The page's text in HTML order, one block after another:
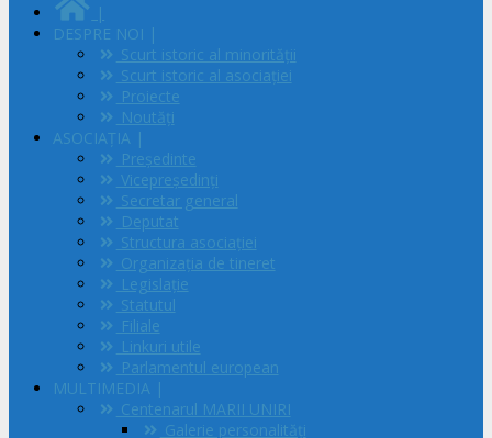
|
DESPRE NOI |
Scurt istoric al minorităţii
Scurt istoric al asociaţiei
Proiecte
Noutăți
ASOCIAȚIA |
Președinte
Vicepreședinți
Secretar general
Deputat
Structura asociației
Organizația de tineret
Legislație
Statutul
Filiale
Linkuri utile
Parlamentul european
MULTIMEDIA |
Centenarul MARII UNIRI
Galerie personalități